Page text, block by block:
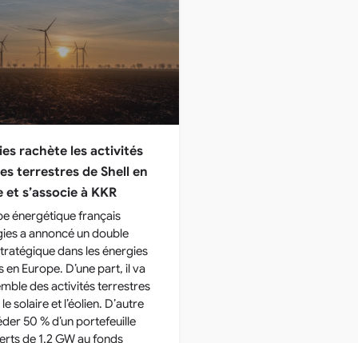
rachète les activités
terrestres de Shell en
et s’associe à KKR
énergétique français
a annoncé un double
dans les énergies
en Europe. D’une part, il va
des activités terrestres
solaire et l’éolien. D’autre
50 % d’un portefeuille
de 1,2 GW au fonds